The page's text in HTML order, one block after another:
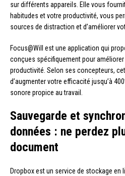
sur différents appareils. Elle vous
habitudes et votre productivité, vous
sources de distraction et d’améliorer
Focus@Will est une application qui
conçues spécifiquement pour
productivité. Selon ses concepteurs,
d’augmenter votre efficacité jusqu’à
sonore propice au travail.
Sauvegarde et
données : ne perdez
document
Dropbox est un service de stockage en